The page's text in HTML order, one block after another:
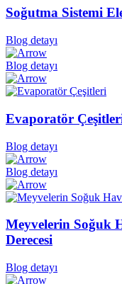
Soğutma Sistemi
Blog detayı
Blog detayı
Evaporatör
Blog detayı
Blog detayı
Meyvelerin Soğuk
Derecesi
Blog detayı